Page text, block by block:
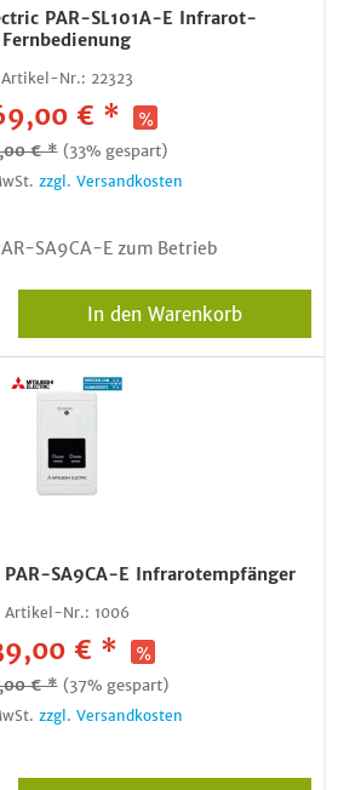
PAR-SL101A-E Infrarot-
Fernbedienung
Artikel-Nr.: 22323
€ *
€ * (33% gespart)
zzgl. Versandkosten
SA9CA-E zum Betrieb
In den Warenkorb
SA9CA-E Infrarotempfänger
Artikel-Nr.: 1006
€ *
€ * (37% gespart)
zzgl. Versandkosten